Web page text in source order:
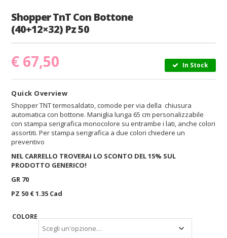
Shopper TnT Con Bottone
(40+12×32) Pz 50
€ 67,50 In Stock
Quick Overview
Shopper TNT termosaldato, comode per via della chiusura
automatica con bottone. Maniglia lunga 65 cm personalizzabile
con stampa serigrafica monocolore su entrambe i lati, anche colori
assortiti. Per stampa serigrafica a due colori chiedere un
preventivo
NEL CARRELLO TROVERAI LO SCONTO DEL 15% SUL
PRODOTTO GENERICO!
GR 70
PZ 50 € 1.35 Cad
COLORE